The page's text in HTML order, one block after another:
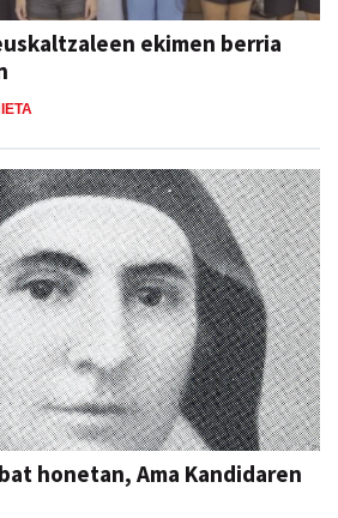
ekimen berria
honetan, Ama Kandidaren